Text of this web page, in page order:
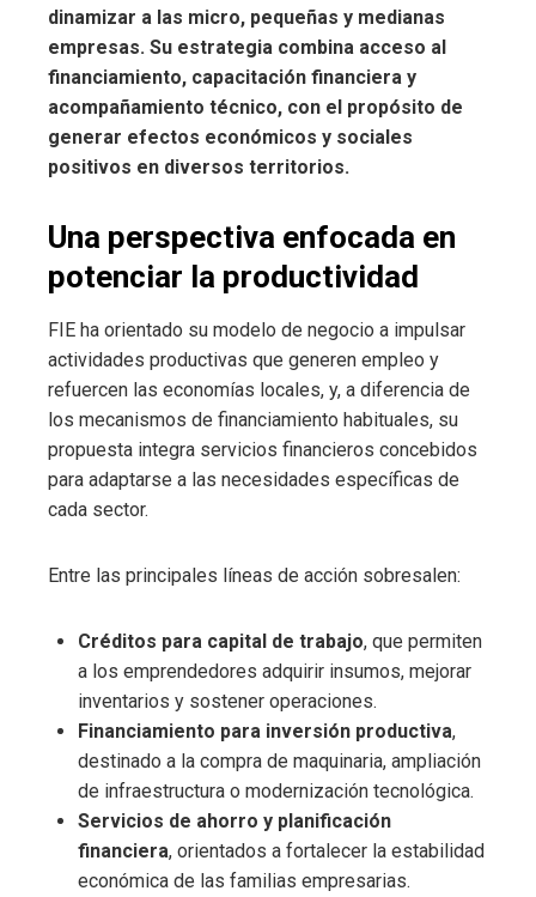
dinamizar a las micro, pequeñas y medianas
empresas. Su estrategia combina acceso al
financiamiento, capacitación financiera y
acompañamiento técnico, con el propósito de
generar efectos económicos y sociales
positivos en diversos territorios.
Una perspectiva enfocada en
potenciar la productividad
FIE ha orientado su modelo de negocio a impulsar
actividades productivas que generen empleo y
refuercen las economías locales, y, a diferencia de
los mecanismos de financiamiento habituales, su
propuesta integra servicios financieros concebidos
para adaptarse a las necesidades específicas de
cada sector.
Entre las principales líneas de acción sobresalen:
Créditos para capital de trabajo, que permiten
a los emprendedores adquirir insumos, mejorar
inventarios y sostener operaciones.
Financiamiento para inversión productiva,
destinado a la compra de maquinaria, ampliación
de infraestructura o modernización tecnológica.
Servicios de ahorro y planificación
financiera, orientados a fortalecer la estabilidad
económica de las familias empresarias.